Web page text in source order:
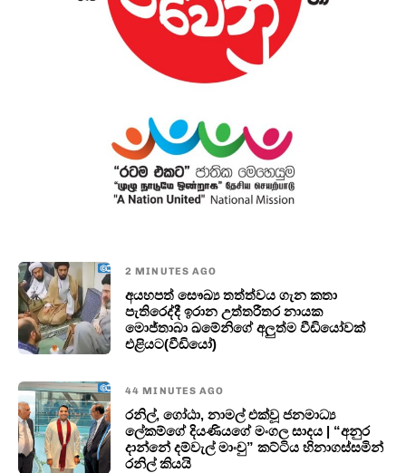
2 MINUTES AGO
අයහපත් සෞඛ්‍ය තත්ත්වය ගැන කතා
පැතිරෙද්දී ඉරාන උත්තරීතර නායක
මොජ්තාබා ඛමේනිගේ අලුත්ම වීඩියෝවක්
එළියට(වීඩියෝ)
44 MINUTES AGO
රනිල්, ගෝඨා, නාමල් එක්වූ ජනමාධ්‍ය
ලේකම්ගේ දියණියගේ මංගල සාදය | “අනුර
දාන්නේ දම්වැල් මාංචු” කට්ටිය හිනාගස්සමින්
රනිල් කියයි